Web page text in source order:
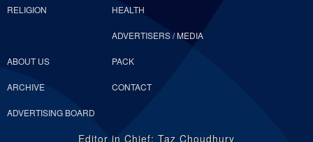
RELIGION HEALTH
ABOUT US
ADVERTISERS / MEDIA
PACK
ARCHIVE CONTACT
ADVERTISING BOARD
Editor in Chief: Taz Choudhury